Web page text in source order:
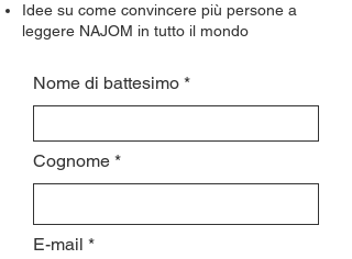
Idee su come convincere più persone a
leggere NAJOM in tutto il mondo
Nome di battesimo
Cognome
E-mail